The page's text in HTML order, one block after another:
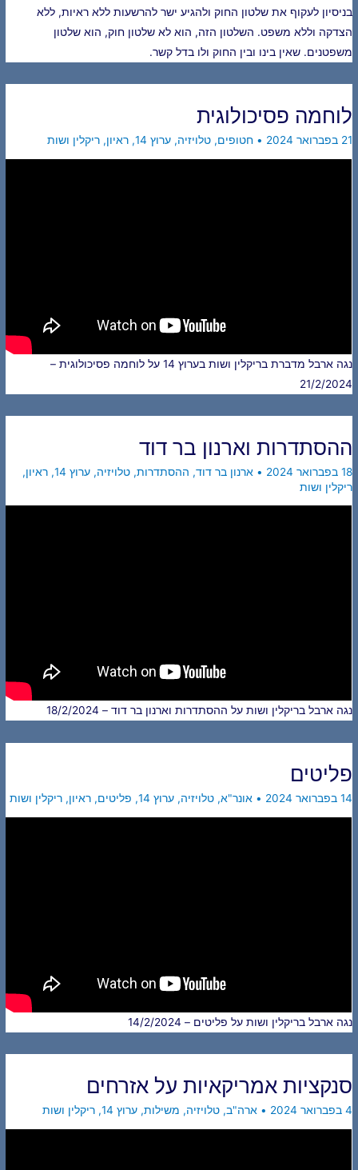
בניסיון לעקוף את שלטון החוק ולהגיע ישר להרשעות ללא ראיות, ללא
הצדקה וללא משפט. השלטון הזה, הוא לא שלטון חוק, הוא שלטון
משפטנים. שאין בינו ובין החוק ולו בדל קשר.
לוחמה פסיכולוגית
21 בפברואר 2024 • חטופים, טלויזיה, ערוץ 14 , ראיון, ריקלין ושות
נגה ארבל מדברת בריקלין ושות בערוץ 14 על לוחמה פסיכולוגית –
21/2/2024
ההסתדרות וארנון בר דוד
18 בפברואר 2024 • ארנון בר דוד, ההסתדרות, טלויזיה, ערוץ 14 , ראיון,
ריקלין ושות
נגה ארבל בריקלין ושות על ההסתדרות וארנון בר דוד – 18/2/2024
פליטים
14 בפברואר 2024 • אונר"א, טלויזיה, ערוץ 14 , פליטים, ראיון, ריקלין ושות
נגה ארבל בריקלין ושות על פליטים – 14/2/2024
סנקציות אמריקאיות על אזרחים
4 בפברואר 2024 • ארה"ב, טלויזיה, משילות, ערוץ 14 , ריקלין ושות